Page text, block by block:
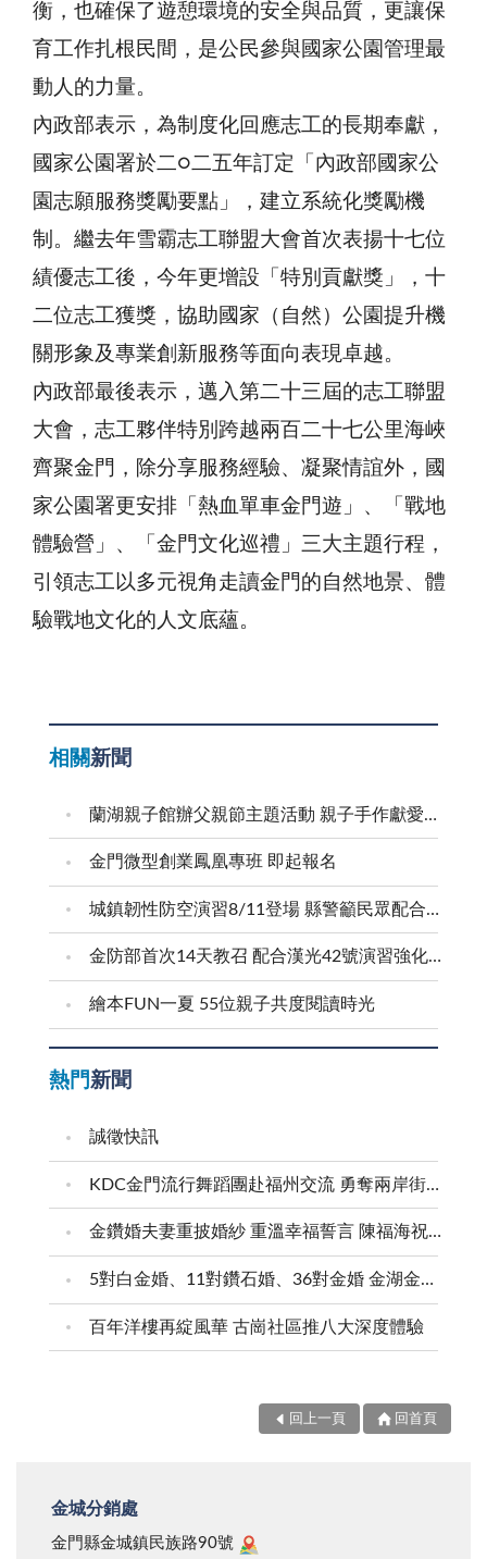
衡，也確保了遊憩環境的安全與品質，更讓保
育工作扎根民間，是公民參與國家公園管理最
動人的力量。
內政部表示，為制度化回應志工的長期奉獻，
國家公園署於二○二五年訂定「內政部國家公
園志願服務獎勵要點」，建立系統化獎勵機
制。繼去年雪霸志工聯盟大會首次表揚十七位
績優志工後，今年更增設「特別貢獻獎」，十
二位志工獲獎，協助國家（自然）公園提升機
關形象及專業創新服務等面向表現卓越。
內政部最後表示，邁入第二十三屆的志工聯盟
大會，志工夥伴特別跨越兩百二十七公里海峽
齊聚金門，除分享服務經驗、凝聚情誼外，國
家公園署更安排「熱血單車金門遊」、「戰地
體驗營」、「金門文化巡禮」三大主題行程，
引領志工以多元視角走讀金門的自然地景、體
驗戰地文化的人文底蘊。
相關新聞
蘭湖親子館辦父親節主題活動 親子手作獻愛爸爸
金門微型創業鳳凰專班 即起報名
城鎮韌性防空演習8/11登場 縣警籲民眾配合疏散避難
金防部首次14天教召 配合漢光42號演習強化防衛戰力
繪本FUN一夏 55位親子共度閱讀時光
熱門新聞
誠徵快訊
KDC金門流行舞蹈團赴福州交流 勇奪兩岸街舞賽三等獎
金鑽婚夫妻重披婚紗 重溫幸福誓言 陳福海祝福牽手半世紀 情深相守成典範
5對白金婚、11對鑽石婚、36對金婚 金湖金沙夫妻共享榮耀時刻 陳福海表揚金鑽婚夫妻 向半世紀相守家庭典範致敬
百年洋樓再綻風華 古崗社區推八大深度體驗
回上一頁 回首頁
金城分銷處
金門縣金城鎮民族路90號